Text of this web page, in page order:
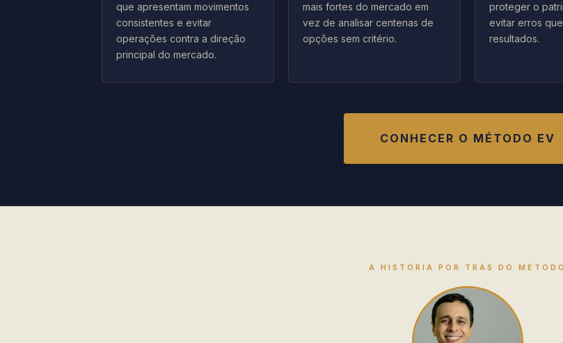
que apresentam movimentos
consistentes e evitar
operações contra a direção
principal do mercado.
mais fortes do mercado em
vez de analisar centenas de
opções sem critério.
proteger o
evitar erros
resultados.
CONHECER O MÉTODO EV
A HISTÓRIA POR TRÁS DO MÉTODO